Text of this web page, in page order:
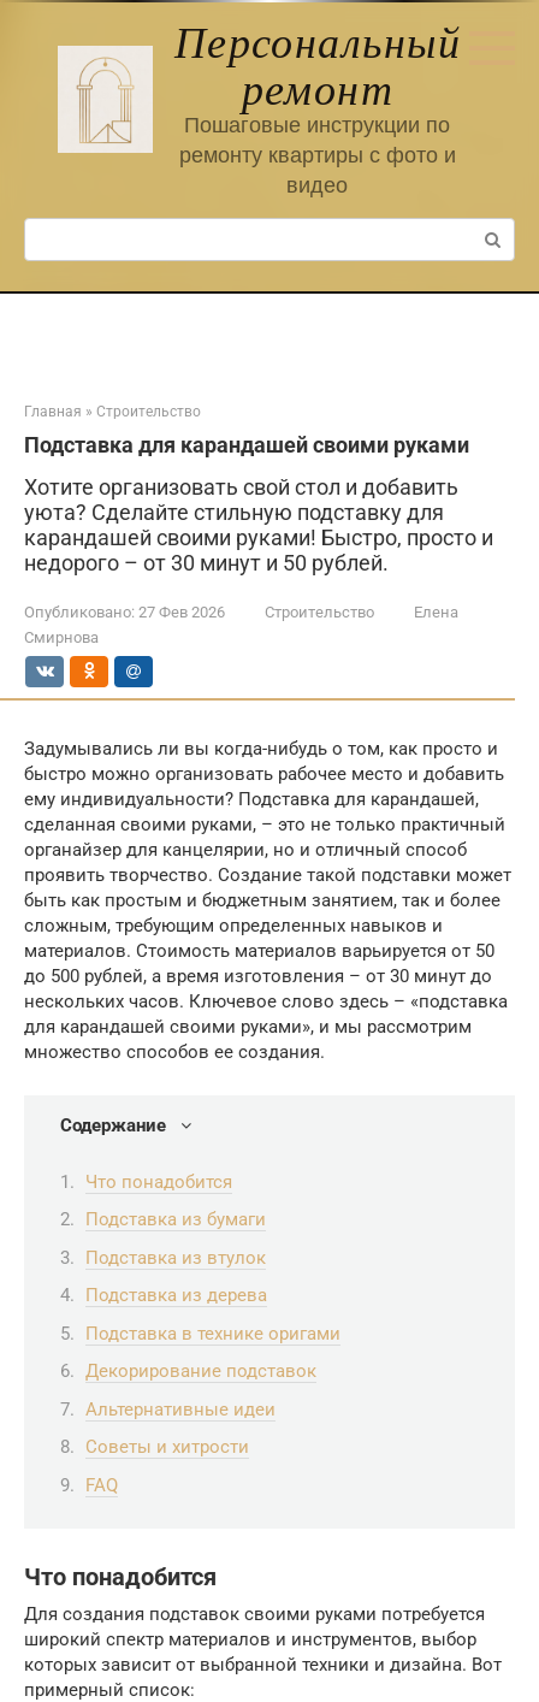
Персональный
ремонт
Пошаговые инструкции по
ремонту квартиры с фото и
видео
Поиск:
Главная » Строительство
Подставка для карандашей своими руками
Хотите организовать свой стол и добавить
уюта? Сделайте стильную подставку для
карандашей своими руками! Быстро, просто и
недорого – от 30 минут и 50 рублей.
Опубликовано: 27 Фев 2026 Строительство
Елена
Смирнова
Задумывались ли вы когда-нибудь о том, как просто и
быстро можно организовать рабочее место и добавить
ему индивидуальности? Подставка для карандашей,
сделанная своими руками, – это не только практичный
органайзер для канцелярии, но и отличный способ
проявить творчество. Создание такой подставки может
быть как простым и бюджетным занятием, так и более
сложным, требующим определенных навыков и
материалов. Стоимость материалов варьируется от 50
до 500 рублей, а время изготовления – от 30 минут до
нескольких часов. Ключевое слово здесь – «подставка
для карандашей своими руками», и мы рассмотрим
множество способов ее создания.
Содержание
Что понадобится
Подставка из бумаги
Подставка из втулок
Подставка из дерева
Подставка в технике оригами
Декорирование подставок
Альтернативные идеи
Советы и хитрости
FAQ
Что понадобится
Для создания подставок своими руками потребуется
широкий спектр материалов и инструментов, выбор
которых зависит от выбранной техники и дизайна. Вот
примерный список: